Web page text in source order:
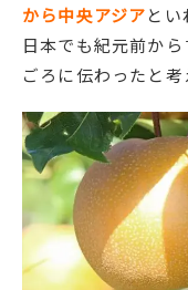
から中央アジアとい
日本でも紀元前か
ごろに伝わったと考